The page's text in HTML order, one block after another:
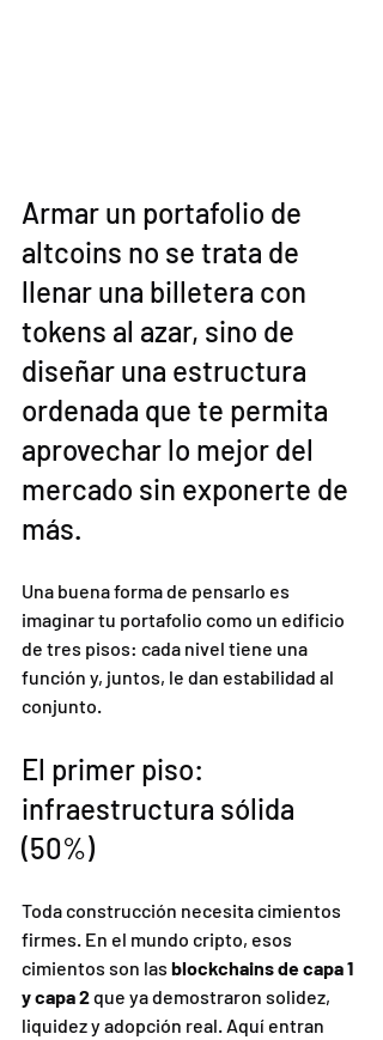
Armar un portafolio de
altcoins no se trata de
llenar una billetera con
tokens al azar, sino de
diseñar una estructura
ordenada que te permita
aprovechar lo mejor del
mercado sin exponerte de
más.
Una buena forma de pensarlo es
imaginar tu portafolio como un edificio
de tres pisos: cada nivel tiene una
función y, juntos, le dan estabilidad al
conjunto.
El primer piso:
infraestructura sólida
(50%)
Toda construcción necesita cimientos
firmes. En el mundo cripto, esos
cimientos son las blockchains de capa 1
y capa 2 que ya demostraron solidez,
liquidez y adopción real. Aquí entran